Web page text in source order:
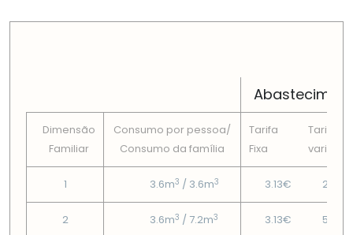
Dimensão
Familiar
Consumo por pessoa/
Consumo da famí­lia
Tarifa
Fixa
Tarifa
variável
1 3.6m3 / 3.6m3 3.13€ 2.25€
2 3.6m3 / 7.2m3 3.13€ 5.65€